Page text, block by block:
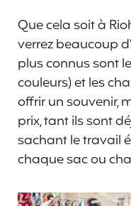
Que cela soit à
verrez beaucoup
plus connus sont
couleurs) et les
offrir un souvenir,
prix, tant ils sont
sachant le travail
chaque sac ou